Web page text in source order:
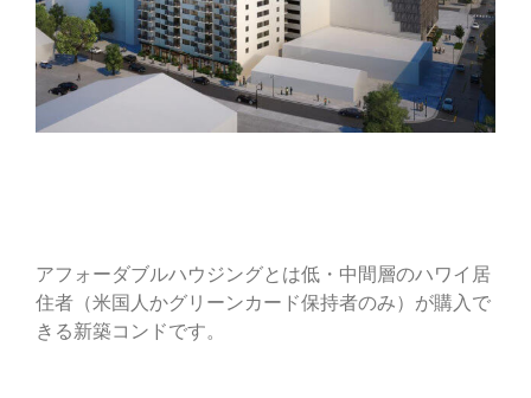
アフォーダブルハウジングとは低・中間層のハワイ居
住者（米国人かグリーンカード保持者のみ）が購入で
きる新築コンドです。